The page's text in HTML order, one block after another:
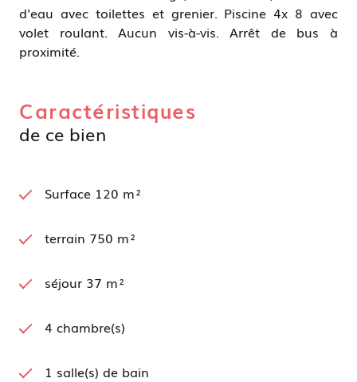
d'eau avec toilettes et grenier. Piscine 4x 8 avec
volet roulant. Aucun vis-à-vis. Arrêt de bus à
proximité.
Caractéristiques
de ce bien
Surface 120 m²
terrain 750 m²
séjour 37 m²
4 chambre(s)
1 salle(s) de bain